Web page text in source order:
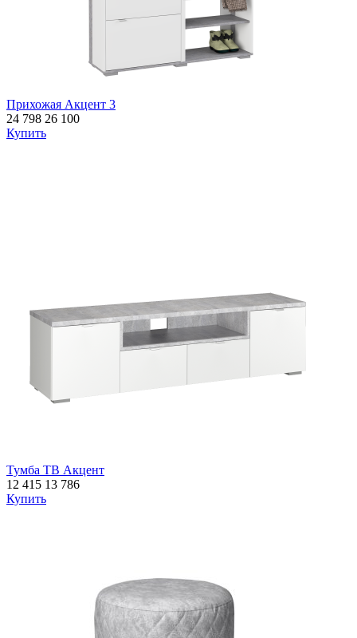
Прихожая Акцент 3
24 798 26 100
Купить
Тумба ТВ Акцент
12 415 13 786
Купить